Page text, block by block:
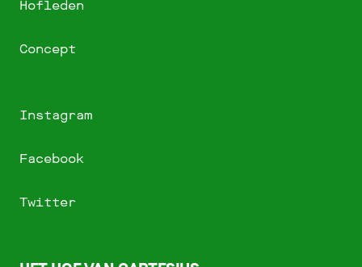
Hofleden
Concept
Instagram
Facebook
Twitter